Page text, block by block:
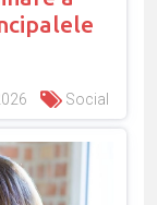
Social